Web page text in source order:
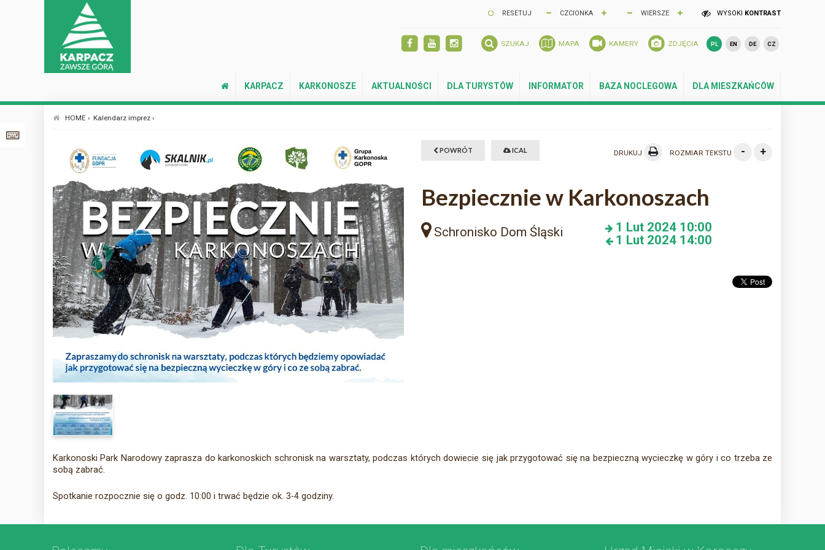
RESETUJ CZCIONKA WIERSZE WYSOKI KONTRAST
SZUKAJ MAPA KAMERY ZDJĘCIA PL EN DE CZ
KARPACZ KARKONOSZE AKTUALNOŚCI DLA TURYSTÓW INFORMATOR BAZA NOCLEGOWA DLA MIESZKAŃCÓW
HOME › Kalendarz imprez ›
POWRÓT ICAL DRUKUJ ROZMIAR TEKSTU - +
Bezpiecznie w Karkonoszach
Schronisko Dom Śląski 1 Lut 202410:00
1 Lut 202414:00
Karkonoski Park Narodowy zaprasza do karkonoskich schronisk na warsztaty, podczas których dowiecie się jak przygotować się na bezpieczną wycieczkę w góry i co trzeba ze
sobą zabrać.
Spotkanie rozpocznie się o godz. 10:00 i trwać będzie ok. 3-4 godziny.